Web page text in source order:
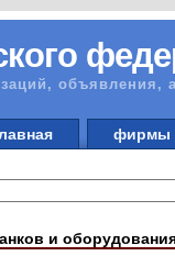
объявления,
и